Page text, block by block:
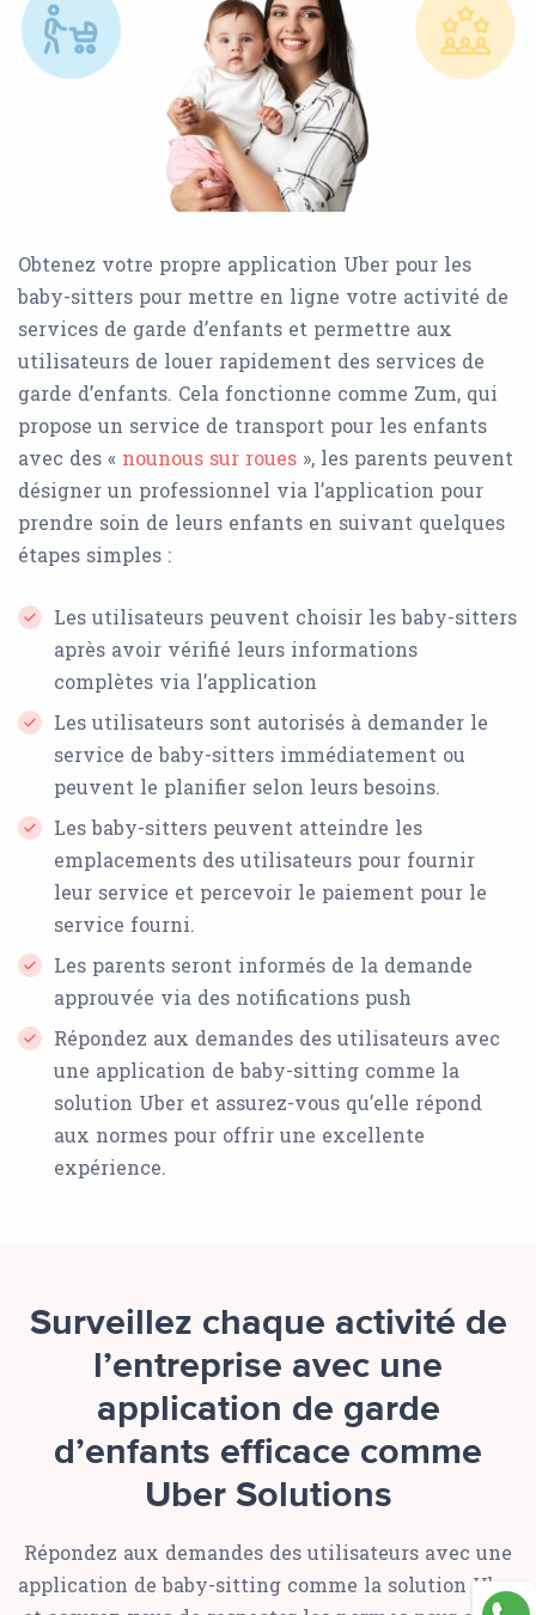
Obtenez votre propre application Uber pour les
baby-sitters pour mettre en ligne votre activité de
services de garde d’enfants et permettre aux
utilisateurs de louer rapidement des services de
garde d’enfants. Cela fonctionne comme Zum, qui
propose un service de transport pour les enfants
avec des « nounous sur roues », les parents peuvent
désigner un professionnel via l’application pour
prendre soin de leurs enfants en suivant quelques
étapes simples :
Les utilisateurs peuvent choisir les baby-sitters
après avoir vérifié leurs informations
complètes via l’application
Les utilisateurs sont autorisés à demander le
service de baby-sitters immédiatement ou
peuvent le planifier selon leurs besoins.
Les baby-sitters peuvent atteindre les
emplacements des utilisateurs pour fournir
leur service et percevoir le paiement pour le
service fourni.
Les parents seront informés de la demande
approuvée via des notifications push
Répondez aux demandes des utilisateurs avec
une application de baby-sitting comme la
solution Uber et assurez-vous qu’elle répond
aux normes pour offrir une excellente
expérience.
Surveillez chaque activité de
l’entreprise avec une
application de garde
d’enfants efficace comme
Uber Solutions
Répondez aux demandes des utilisateurs avec une
application de baby-sitting comme la solution Uber